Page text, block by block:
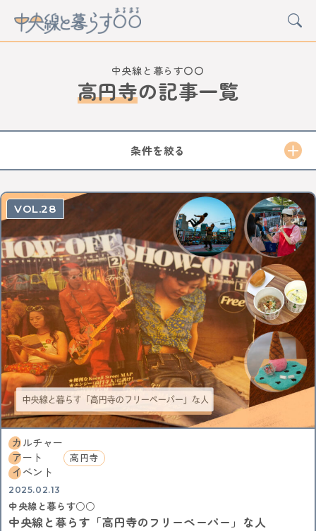
中野 高円寺 荻窪 西荻窪
吉祥寺
三鷹
武蔵境 武蔵小金井
国分寺
西国分寺
国立 立川 日野 豊田
八王子
西八王子
高尾 西立川 東中神 中神
昭島
拝島
牛浜 福生 羽村 小作 河辺
東青梅
青梅
KEYWORD
イルミネーション
お菓子 三鷹
八王子
西八王子
レポート 特集
特集分割版
中央線〇〇散歩
イタリアン 国立
武蔵小金井
東小金井
和菓子 スイーツ チョコレート
写真
ポートレート
中野サンプラザ
中野ブロードウェイ
中野
サブカル 歴史 アニメ
杉並区
武蔵野市
バレンタイン
イベント
自動車教習所 武蔵境
イマジナス
動物
中央線からはじまるしぇ 立川市
日本酒
中央線と暮らす〇〇
高円寺の記事一覧
条件を絞る
28
カルチャー
アート
イベント
高円寺
2025.02.13
中央線と暮らす○○
中央線と暮らす「高円寺のフリーペーパー」な人